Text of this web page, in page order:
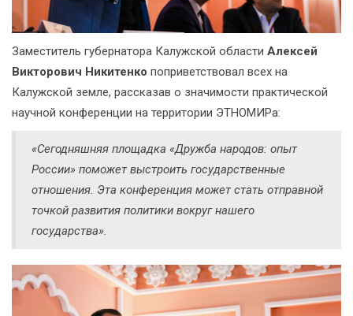
Заместитель губернатора Калужской области Алексей
Викторович Никитенко поприветствовал всех на
Калужской земле, рассказав о значимости практической
научной конференции на территории ЭТНОМИРа:
«Сегодняшняя площадка «Дружба народов: опыт
России» поможет выстроить государственные
отношения. Эта конференция может стать отправной
точкой развития политики вокруг нашего
государства».